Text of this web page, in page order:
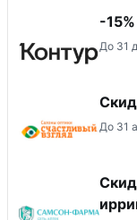
-
До 31
До 31